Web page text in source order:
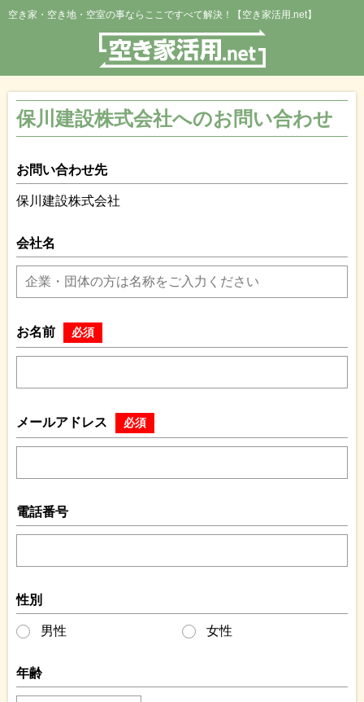
空き家・空き地・空室の事ならここですべて解決！【空き家活用.net】
保川建設株式会社へのお問い合わせ
お問い合わせ先
保川建設株式会社
会社名
お名前 必須
メールアドレス 必須
電話番号
性別
男性 女性
年齢